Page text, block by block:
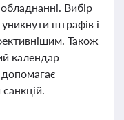
Вибір
штрафів і
Також
календар
допомагає